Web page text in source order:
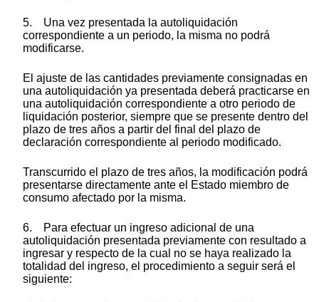
5. Una vez presentada la autoliquidación
correspondiente a un periodo, la misma no podrá
modificarse.
El ajuste de las cantidades previamente consignadas en
una autoliquidación ya presentada deberá practicarse en
una autoliquidación correspondiente a otro periodo de
liquidación posterior, siempre que se presente dentro del
plazo de tres años a partir del final del plazo de
declaración correspondiente al periodo modificado.
Transcurrido el plazo de tres años, la modificación podrá
presentarse directamente ante el Estado miembro de
consumo afectado por la misma.
6. Para efectuar un ingreso adicional de una
autoliquidación presentada previamente con resultado a
ingresar y respecto de la cual no se haya realizado la
totalidad del ingreso, el procedimiento a seguir será el
siguiente: